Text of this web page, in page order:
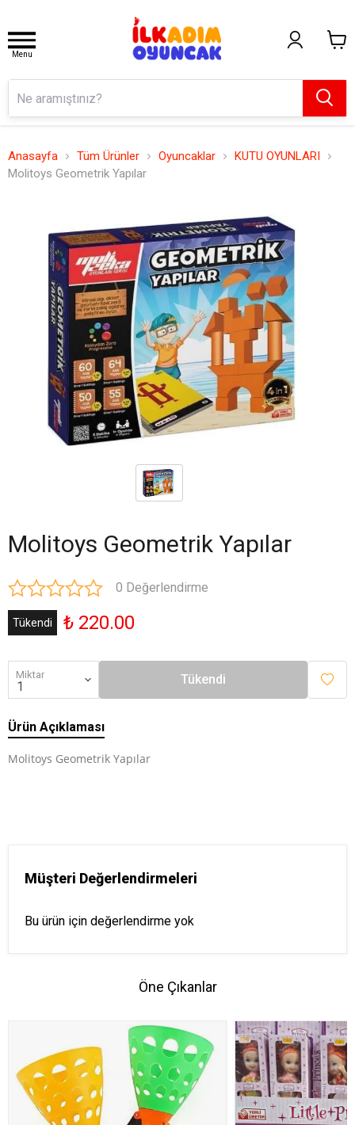
Menu
Anasayfa Tüm Ürünler Oyuncaklar
KUTU OYUNLARI
Molitoys Geometrik Yapılar
Molitoys Geometrik Yapılar
0 Değerlendirme
Tükendi ₺ 220.00
Miktar Tükendi
Ürün Açıklaması
Molitoys Geometrik Yapılar
Müşteri Değerlendirmeleri
Bu ürün için değerlendirme yok
Öne Çıkanlar